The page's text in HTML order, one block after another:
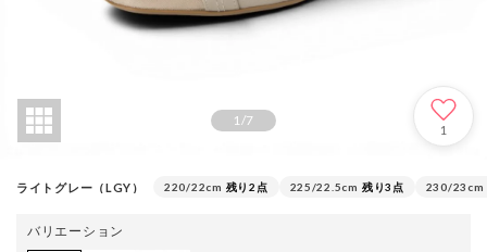
1/7
1
ライトグレー（LGY） 220/22cm 残り2点 225/22.5cm 残り3点 230/23cm
バリエーション